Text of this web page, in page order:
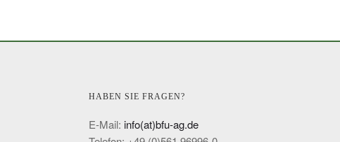
HABEN SIE FRAGEN?
E-Mail: info(at)bfu-ag.de